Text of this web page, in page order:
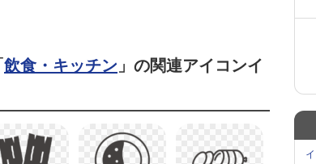
飲食・キッチン 」の関連アイコンイ